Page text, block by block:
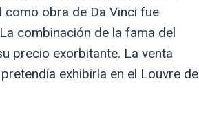
como obra de Da Vinci fue
combinación de la fama del
precio exorbitante. La venta
exhibirla en el Louvre de